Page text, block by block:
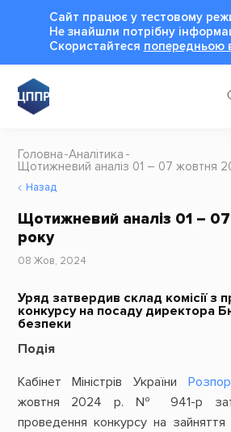
Сайт працює у тестовому
Не знайшли потрібну
Cкористайтеся попередньою
Головна Аналітика
Щотижневий аналіз 01 – 07 жовтня
Назад
Щотижневий аналіз 01 –
року
08 Жов, 2024
Уряд затвердив склад комісії з
конкурсу на посаду директора
безпеки
Подія
Кабінет Міністрів України
жовтня 2024 р. № 941-р
проведення конкурсу на